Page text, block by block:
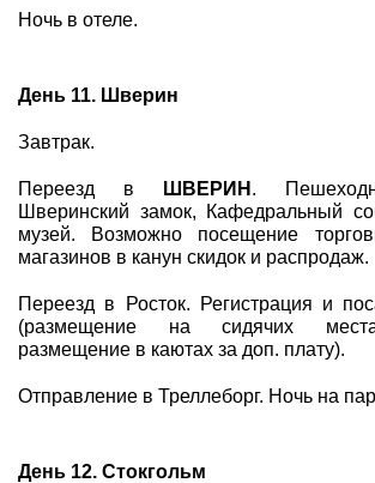
Ночь в отеле.
День 11. Шверин
Завтрак.
Переезд в ШВЕРИН .
Шверинский замок, Кафедральный
музей. Возможно посещение
магазинов в канун скидок и распродаж.
Переезд в Росток. Регистрация и
(размещение на сидячих
размещение в каютах за доп. плату).
Отправление в Треллеборг. Ночь на
День 12. Стокгольм